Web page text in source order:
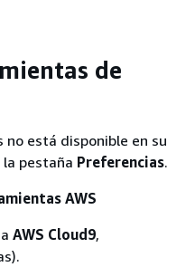
de
no está disponible en su
pestaña Preferencias.
AWS
AWS Cloud9,